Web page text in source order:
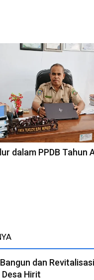
dalam PPDB Tahun
dan
Hirit